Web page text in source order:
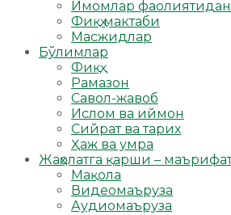
Имомлар фаолиятидан
Фиқҳ мактаби
Масжидлар
Бўлимлар
Фиқҳ
Рамазон
Савол-жавоб
Ислом ва иймон
Сийрат ва тарих
Ҳаж ва умра
Жаҳолатга қарши –
Мақола
Видеомаъруза
Аудиомаъруза